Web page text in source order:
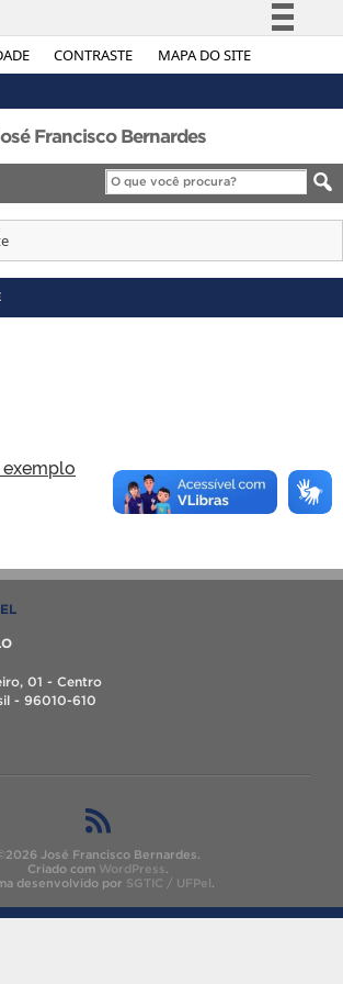
CONTRASTE MAPA DO SITE
Simplifique!
Legislação
Canais
Francisco Bernardes
exemplo
01 - Centro
- 96010-610
©2026 José Francisco Bernardes.
Criado com WordPress.
desenvolvido por SGTIC / UFPel.